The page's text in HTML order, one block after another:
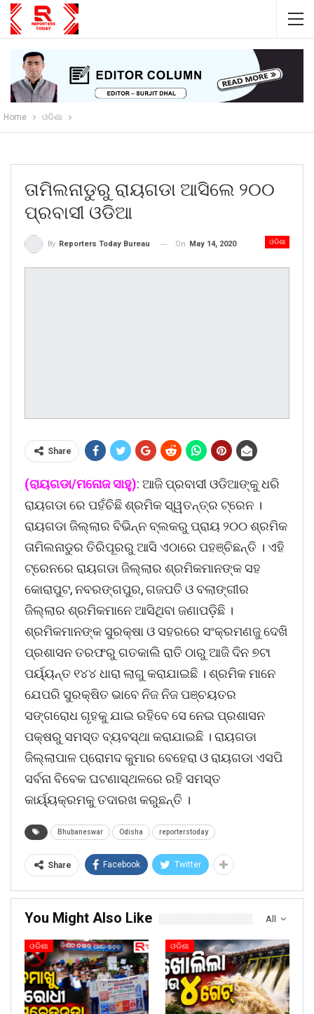
Home ଓଡିଶା
ତାମିଲନାଡୁରୁ ରାୟଗଡା ଆସିଲେ ୨୦୦
ପ୍ରବାସୀ ଓଡିଆ
ଓଡିଶା
By Reporters Today Bureau On May 14, 2020
Share
(ରାୟଗଡା/ମନୋଜ ସାହୁ): ଆଜି ପ୍ରବାସୀ ଓଡିଆଙ୍କୁ ଧରି
ରାୟଗଡା ରେ ପହଁଚିଛି ଶ୍ରମିକ ସ୍ୱତନ୍ତ୍ର ଟ୍ରେନ ।
ରାୟଗଡା ଜିଲ୍ଲାର ବିଭିନ୍ନ ବ୍ଲକରୁ ପ୍ରାୟ ୨୦୦ ଶ୍ରମିକ
ତାମିଲନାଡୁର ତିରିପୂରରୁ ଆସି ଏଠାରେ ପହଞ୍ଚିଛନ୍ତି । ଏହି
ଟ୍ରେନରେ ରାୟଗଡା ଜିଲ୍ଲାର ଶ୍ରମିକମାନଙ୍କ ସହ
କୋରାପୁଟ, ନବରଙ୍ଗପୁର, ଗଜପତି ଓ ବଲାଙ୍ଗୀର
ଜିଲ୍ଲାର ଶ୍ରମିକମାନେ ଆସିଥିବା ଜଣାପଡ଼ିଛି ।
ଶ୍ରମିକମାନଙ୍କ ସୁରକ୍ଷା ଓ ସହରରେ ସଂକ୍ରମଣଜୁ ଦେଖି
ପ୍ରଶାସନ ତରଫରୁ ଗତକାଲି ରାତି ଠାରୁ ଆଜି ଦିନ ୭ଟା
ପର୍ୟ୍ୟନ୍ତ ୧୪୪ ଧାରା ଲାଗୁ କରାଯାଇଛି । ଶ୍ରମିକ ମାନେ
ଯେପରି ସୁରକ୍ଷିତ ଭାବେ ନିଜ ନିଜ ପଞ୍ଚୟତର
ସଙ୍ଗରୋଧ ଗୃହକୁ ଯାଇ ରହିବେ ସେ ନେଇ ପ୍ରଶାସନ
ପକ୍ଷରୁ ସମସ୍ତ ବ୍ୟବସ୍ଥା କରାଯାଇଛି । ରାୟଗଡା
ଜିଲ୍ଲାପାଳ ପ୍ରୋମଦ କୁମାର ବେହେରା ଓ ରାୟଗଡା ଏସପି
ସର୍ବନା ବିବେକ ଘଟଣାସ୍ଥଳରେ ରହି ସମସ୍ତ
କାର୍ୟ୍ୟକ୍ରମକୁ ତଦାରଖ କରୁଛନ୍ତି ।
Bhubaneswar Odisha reporterstoday
Share Facebook Twitter
All
You Might Also Like
ଓଡିଶା ଓଡିଶା